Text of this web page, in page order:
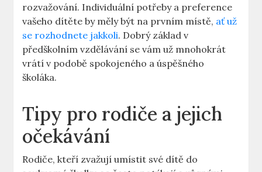
rozvažování. Individuální potřeby a preference
vašeho dítěte by měly být na prvním místě, ať už
se rozhodnete jakkoli. Dobrý základ v
předškolním vzdělávání se vám už mnohokrát
vrátí v podobě spokojeného a úspěšného
školáka.
Tipy pro rodiče a jejich
očekávání
Rodiče, kteří zvažují umístit své dítě do